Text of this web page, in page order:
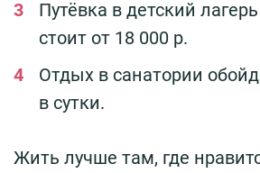
Путёвка в детский
стоит от 18 000 р.
Отдых в санатории
в сутки.
Жить лучше там, где